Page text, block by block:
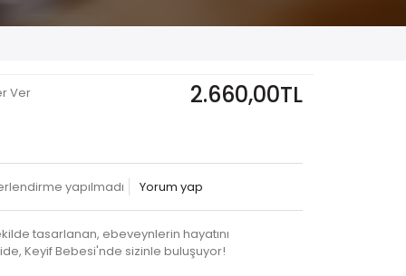
Ver
2.660,00TL
yapılmadı Yorum yap
tasarlanan, ebeveynlerin hayatını
Keyif Bebesi'nde sizinle buluşuyor!